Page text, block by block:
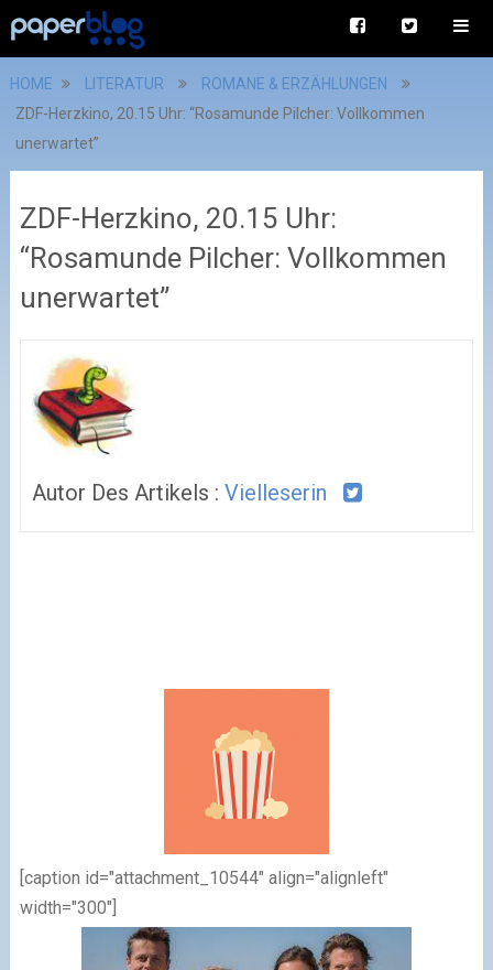
HOME LITERATUR
ROMANE & ERZÄHLUNGEN
ZDF-Herzkino, 20.15 Uhr: “Rosamunde Pilcher: Vollkommen
unerwartet”
ZDF-Herzkino, 20.15 Uhr:
“Rosamunde Pilcher: Vollkommen
unerwartet”
Autor Des Artikels : Vielleserin
[caption id="attachment_10544" align="alignleft"
width="300"]